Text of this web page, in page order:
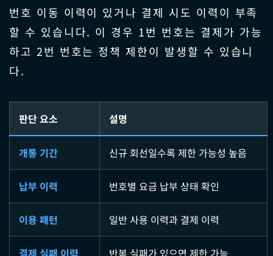
번호 이동 이력이 있거나 결제 시도 이력이 부족
할 수 있습니다. 이 경우 1번 번호는 결제가 가능
하고 2번 번호는 정책 제한이 발생할 수 있습니
다.
판단 요소 설명
개통 기간 신규 회선일수록 제한 가능성 높음
납부 이력 번호별 요금 납부 상태 확인
이용 패턴 일반 사용 이력과 결제 이력
결제 실패 이력 반복 실패가 있으면 제한 가능